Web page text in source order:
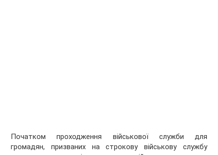
Початком проходження військової служби для
громадян, призваних на строкову військову службу